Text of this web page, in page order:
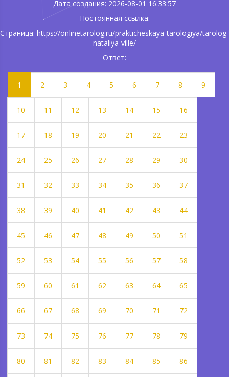
Дата создания: 2026-08-01 16:33:57
Постоянная ссылка:
Страница: https://onlinetarolog.ru/prakticheskaya-tarologiya/tarolog-
nataliya-ville/
Ответ:
1 2 3 4 5 6 7 8 9
10 11 12 13 14 15 16
17 18 19 20 21 22 23
24 25 26 27 28 29 30
31 32 33 34 35 36 37
38 39 40 41 42 43 44
45 46 47 48 49 50 51
52 53 54 55 56 57 58
59 60 61 62 63 64 65
66 67 68 69 70 71 72
73 74 75 76 77 78 79
80 81 82 83 84 85 86